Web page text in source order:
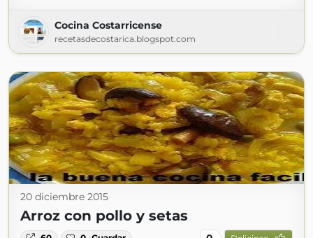
Cocina Costarricense
recetasdecostarica.blogspot.com
20 diciembre 2015
Arroz con pollo y setas